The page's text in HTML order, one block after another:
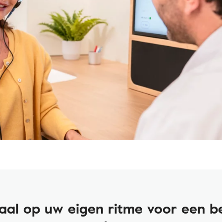
op uw eigen ritme voor een